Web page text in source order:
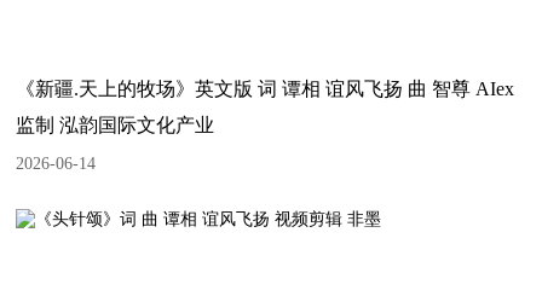
《新疆.天上的牧场》英文版 词 谭相 谊风飞扬 曲 智尊 AIex
监制 泓韵国际文化产业
2026-06-14